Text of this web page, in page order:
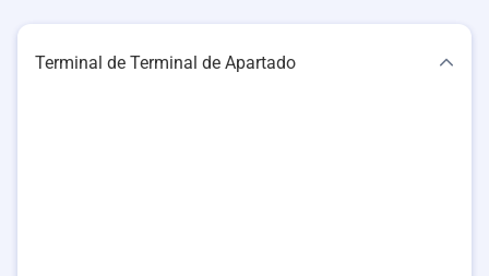
Terminal de Terminal de Apartado